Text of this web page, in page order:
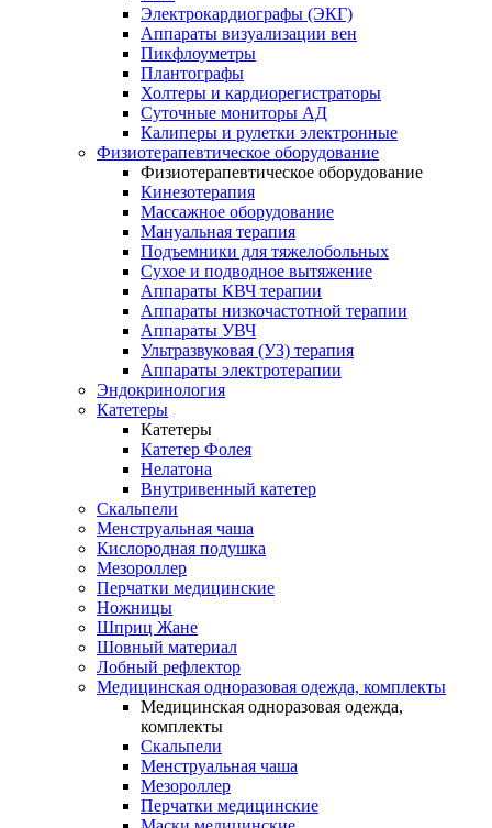
Электрокардиографы (ЭКГ)
Аппараты визуализации вен
Пикфлоуметры
Плантографы
Холтеры и кардиорегистраторы
Суточные мониторы АД
Калиперы и рулетки электронные
Физиотерапевтическое оборудование
Физиотерапевтическое оборудование
Кинезотерапия
Массажное оборудование
Мануальная терапия
Подъемники для тяжелобольных
Сухое и подводное вытяжение
Аппараты КВЧ терапии
Аппараты низкочастотной терапии
Аппараты УВЧ
Ультразвуковая (УЗ) терапия
Аппараты электротерапии
Эндокринология
Катетеры
Катетеры
Катетер Фолея
Нелатона
Внутривенный катетер
Скальпели
Менструальная чаша
Кислородная подушка
Мезороллер
Перчатки медицинские
Ножницы
Шприц Жане
Шовный материал
Лобный рефлектор
Медицинская одноразовая одежда, комплекты
Медицинская одноразовая одежда,
комплекты
Скальпели
Менструальная чаша
Мезороллер
Перчатки медицинские